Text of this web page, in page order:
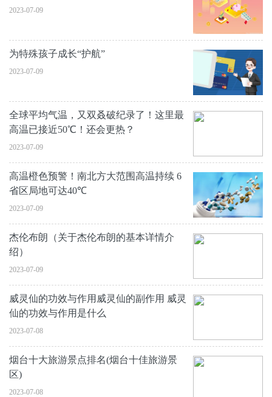
2023-07-09
为特殊孩子成长“护航”
2023-07-09
全球平均气温，又双叒破纪录了！这里最
高温已接近50℃！还会更热？
2023-07-09
高温橙色预警！南北方大范围高温持续 6
省区局地可达40℃
2023-07-09
杰伦布朗（关于杰伦布朗的基本详情介
绍）
2023-07-09
威灵仙的功效与作用威灵仙的副作用 威灵
仙的功效与作用是什么
2023-07-08
烟台十大旅游景点排名(烟台十佳旅游景
区)
2023-07-08